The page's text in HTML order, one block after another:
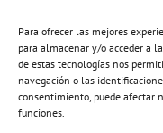
Para ofrecer las mejores
para almacenar y/o acceder a
de estas tecnologías nos
navegación o las
consentimiento, puede afectar
funciones.
Lo más popular